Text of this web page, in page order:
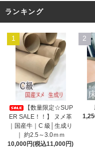
ランキング
1
【数量限定☆SUP
ER SALE！！】 ヌメ革
｜国産牛｜C 級│生成り
｜ 約2.5～3.0ｍｍ
10,000円(税込11,000円)
2